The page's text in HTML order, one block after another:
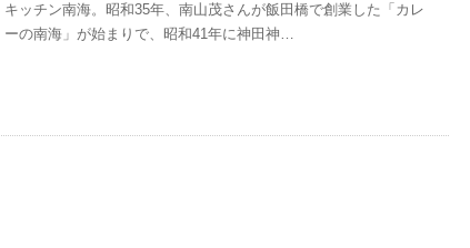
キッチン南海。昭和35年、南山茂さんが飯田橋で創業した「カレ
ーの南海」が始まりで、昭和41年に神田神…